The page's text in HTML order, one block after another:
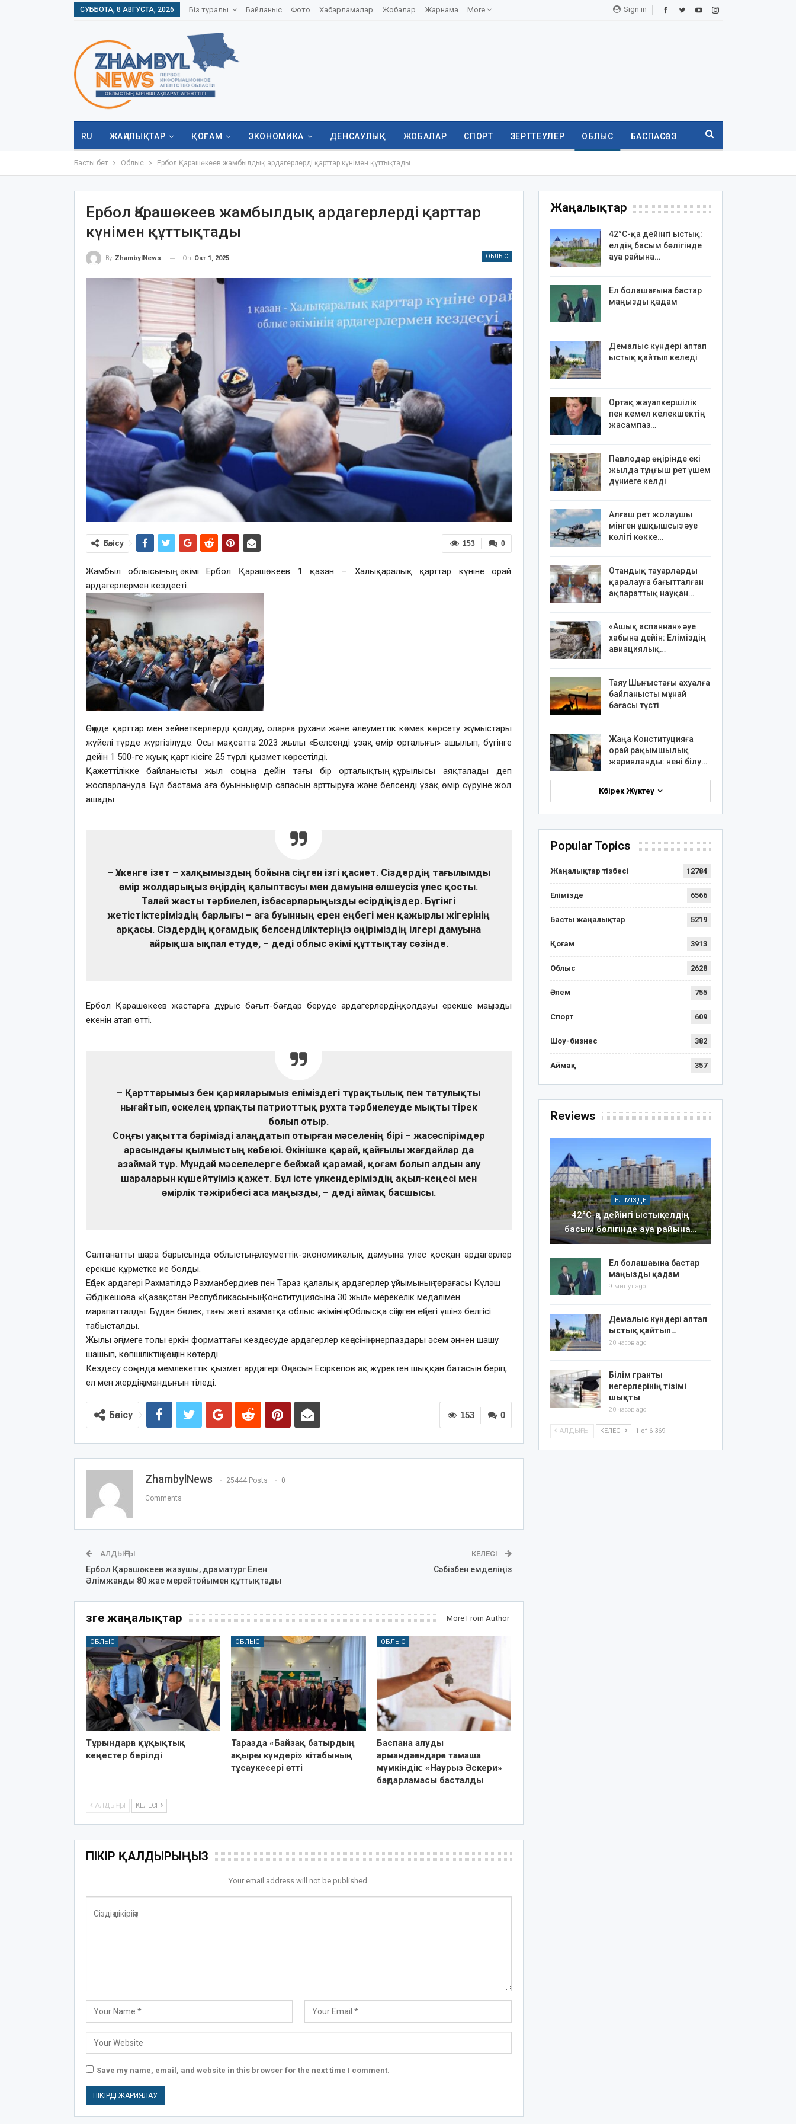
Sign in
СУББОТА, 8 АВГУСТА, 2026 Біз туралы Байланыс Фото Хабарламалар Жобалар Жарнама More
RU ЖАҢАЛЫҚТАР ҚОҒАМ ЭКОНОМИКА ДЕНСАУЛЫҚ ЖОБАЛАР СПОРТ ЗЕРТТЕУЛЕР ОБЛЫС БАСПАСӨЗ
Басты бет Облыс Ербол Қарашөкеев жамбылдық ардагерлерді қарттар күнімен құттықтады
Ербол Қарашөкеев жамбылдық ардагерлерді қарттар
күнімен құттықтады
ОБЛЫС
By ZhambylNews On Окт 1, 2025
0
153
Бөлісу
Жамбыл облысының әкімі Ербол Қарашөкеев 1 қазан – Халықаралық қарттар күніне орай
ардагерлермен кездесті.
Өңірде қарттар мен зейнеткерлерді қолдау, оларға рухани және әлеуметтік көмек көрсету жұмыстары
жүйелі түрде жүргізілуде. Осы мақсатта 2023 жылы «Белсенді ұзақ өмір орталығы» ашылып, бүгінге
дейін 1 500-ге жуық қарт кісіге 25 түрлі қызмет көрсетілді.
Қажеттілікке байланысты жыл соңына дейін тағы бір орталықтың құрылысы аяқталады деп
жоспарлануда. Бұл бастама аға буынның өмір сапасын арттыруға және белсенді ұзақ өмір сүруіне жол
ашады.
– Үлкенге ізет – халқымыздың бойына сіңген ізгі қасиет. Сіздердің тағылымды
өмір жолдарыңыз өңірдің қалыптасуы мен дамуына өлшеусіз үлес қосты.
Талай жасты тәрбиелеп, ізбасарларыңызды өсірдіңіздер. Бүгінгі
жетістіктеріміздің барлығы – аға буынның ерен еңбегі мен қажырлы жігерінің
арқасы. Сіздердің қоғамдық белсенділіктеріңіз өңіріміздің ілгері дамуына
айрықша ықпал етуде, – деді облыс әкімі құттықтау сөзінде.
Ербол Қарашөкеев жастарға дұрыс бағыт-бағдар беруде ардагерлердің қолдауы ерекше маңызды
екенін атап өтті.
– Қарттарымыз бен қарияларымыз еліміздегі тұрақтылық пен татулықты
нығайтып, өскелең ұрпақты патриоттық рухта тәрбиелеуде мықты тірек
болып отыр.
Соңғы уақытта бәрімізді алаңдатып отырған мәселенің бірі – жасөспірімдер
арасындағы қылмыстың көбеюі. Өкінішке қарай, қайғылы жағдайлар да
азаймай тұр. Мұндай мәселелерге бейжай қарамай, қоғам болып алдын алу
шараларын күшейтуіміз қажет. Бұл істе үлкендеріміздің ақыл-кеңесі мен
өмірлік тәжірибесі аса маңызды, – деді аймақ басшысы.
Салтанатты шара барысында облыстың әлеуметтік-экономикалық дамуына үлес қосқан ардагерлер
ерекше құрметке ие болды.
Еңбек ардагері Рахматілдә Рахманбердиев пен Тараз қалалық ардагерлер ұйымының төрағасы Күләш
Әбдікешова «Қазақстан Республикасының Конституциясына 30 жыл» мерекелік медалімен
марапатталды. Бұдан бөлек, тағы жеті азаматқа облыс әкімінің «Облысқа сіңірген еңбегі үшін» белгісі
табысталды.
Жылы әңгімеге толы еркін форматтағы кездесуде ардагерлер кеңесінің өнерпаздары әсем әннен шашу
шашып, көпшіліктің көңілін көтерді.
Кездесу соңында мемлекеттік қызмет ардагері Оңласын Есіркепов ақ жүректен шыққан батасын беріп,
ел мен жердің амандығын тіледі.
0
153
Бөлісу
ZhambylNews 25444 Posts 0
Comments
АЛДЫҢҒЫ
Ербол Қарашөкеев жазушы, драматург Елен
Әлімжанды 80 жас мерейтойымен құттықтады
КЕЛЕСІ
Сәбізбен емделіңіз
Өзге жаңалықтар More From Author
ОБЛЫС
Тұрғындарға құқықтық
кеңестер берілді
ОБЛЫС
Таразда «Байзақ батырдың
ақырғы күндері» кітабының
тұсаукесері өтті
ОБЛЫС
Баспана алуды
армандағандарға тамаша
мүмкіндік: «Наурыз Әскери»
бағдарламасы басталды
АЛДЫҢҒЫ КЕЛЕСІ
ПІКІР ҚАЛДЫРЫҢЫЗ
Your email address will not be published.
Save my name, email, and website in this browser for the next time I comment.
Жаңалықтар
42°C-қа дейінгі ыстық:
елдің басым бөлігінде
ауа райына…
Ел болашағына бастар
маңызды қадам
Демалыс күндері аптап
ыстық қайтып келеді
Ортақ жауапкершілік
пен кемел келекшектің
жасампаз…
Павлодар өңірінде екі
жылда тұңғыш рет үшем
дүниеге келді
Алғаш рет жолаушы
мінген ұшқышсыз әуе
көлігі көкке…
Отандық тауарларды
қаралауға бағытталған
ақпараттық науқан…
«Ашық аспаннан» әуе
хабына дейін: Еліміздің
авиациялық…
Таяу Шығыстағы ахуалға
байланысты мұнай
бағасы түсті
Жаңа Конституцияға
орай рақымшылық
жарияланды: нені білу…
Көбірек Жүктеу
Popular Topics
Жаңалықтар тізбесі 12784
Елімізде 6566
Басты жаңалықтар 5219
Қоғам 3913
Облыс 2628
Әлем 755
Спорт 609
Шоу-бизнес 382
Аймақ 357
Reviews
ЕЛІМІЗДЕ
42°C-қа дейінгі ыстық: елдің
басым бөлігінде ауа райына…
Ел болашағына бастар
маңызды қадам
9 минут ago
Демалыс күндері аптап
ыстық қайтып…
20 часов ago
Білім гранты
иегерлерінің тізімі
шықты
20 часов ago
АЛДЫҢҒЫ КЕЛЕСІ 1 of 6 369